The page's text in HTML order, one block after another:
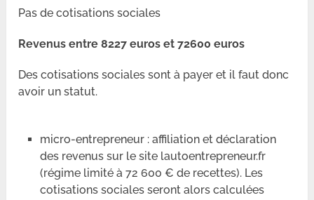
Pas de cotisations sociales
Revenus entre 8227 euros et 72600 euros
Des cotisations sociales sont à payer et il faut donc
avoir un statut.
micro-entrepreneur : affiliation et déclaration
des revenus sur le site lautoentrepreneur.fr
(régime limité à 72 600 € de recettes). Les
cotisations sociales seront alors calculées